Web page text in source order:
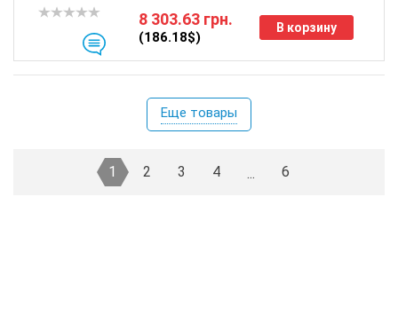
8 303.63 грн.
(186.18$)
В корзину
Еще товары
1 2 3 4 ... 6